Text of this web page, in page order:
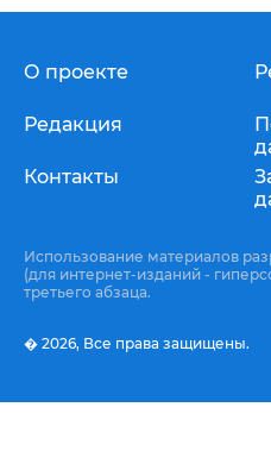
О проекте
Редакция
Контакты
Использование материалов
(для интернет-изданий -
третьего абзаца.
� 2026, Все права защищены.